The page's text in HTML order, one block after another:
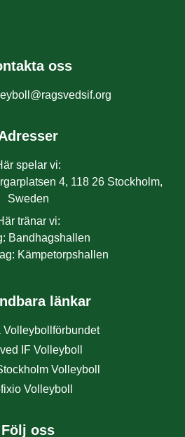
oss
spelar vi:
4, 118 26 Stockholm,
Sweden
tränar vi:
: Bandhagshallen
: Kämpetorpshallen
länkar
Volleybollförbundet
IF Volleyboll
Volleyboll
Volleyboll
Följ oss